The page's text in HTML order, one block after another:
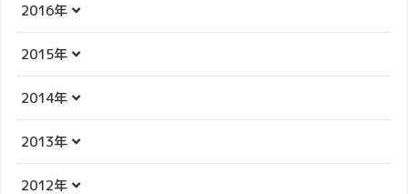
2016年
2015年
2014年
2013年
2012年